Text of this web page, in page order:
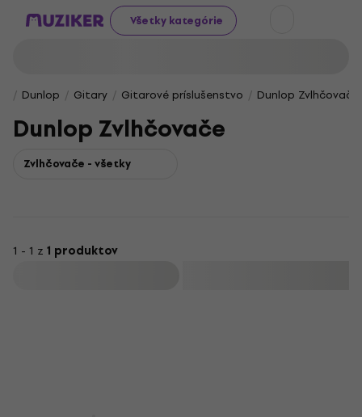
Všetky kategórie
Dunlop Gitary Gitarové príslušenstvo Dunlop Zvlhčovače
Dunlop Zvlhčovače
Zvlhčovače - všetky
1 - 1 z 1 produktov